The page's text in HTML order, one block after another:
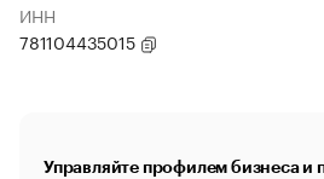
ИНН
781104435015
Управляйте профилем бизнеса и